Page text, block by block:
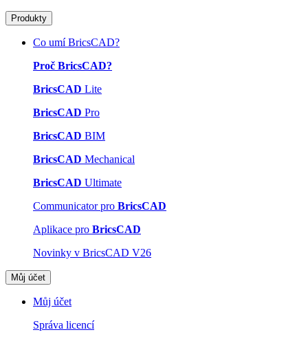
Produkty
Co umí BricsCAD?
Proč BricsCAD?
BricsCAD Lite
BricsCAD Pro
BricsCAD BIM
BricsCAD Mechanical
BricsCAD Ultimate
Communicator pro BricsCAD
Aplikace pro BricsCAD
Novinky v BricsCAD V26
Můj účet
Můj účet
Správa licencí